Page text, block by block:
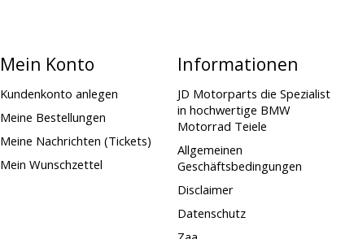
Mein Konto
Kundenkonto anlegen
Meine Bestellungen
Meine Nachrichten (Tickets)
Mein Wunschzettel
Informationen
JD Motorparts die Spezialist
in hochwertige BMW
Motorrad Teiele
Allgemeinen
Geschäftsbedingungen
Disclaimer
Datenschutz